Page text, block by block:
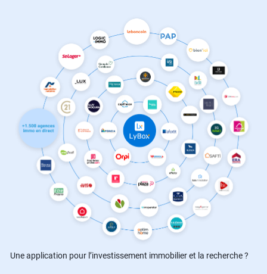
Une application pour l’investissement immobilier et la recherche ?